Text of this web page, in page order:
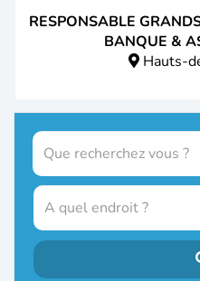
RESPONSABLE
BANQUE &
Hauts-